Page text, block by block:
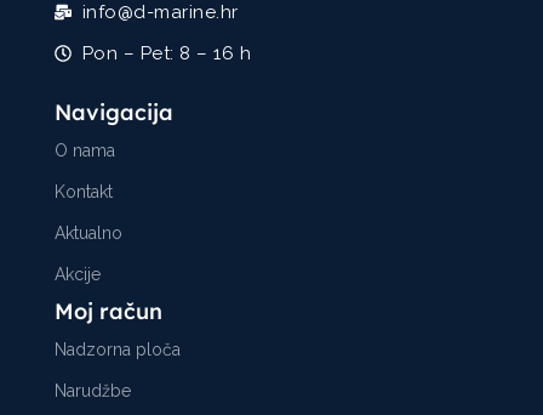
info@d-marine.hr
Pon – Pet: 8 – 16 h
Navigacija
O nama
Kontakt
Aktualno
Akcije
Moj račun
Nadzorna ploča
Narudžbe